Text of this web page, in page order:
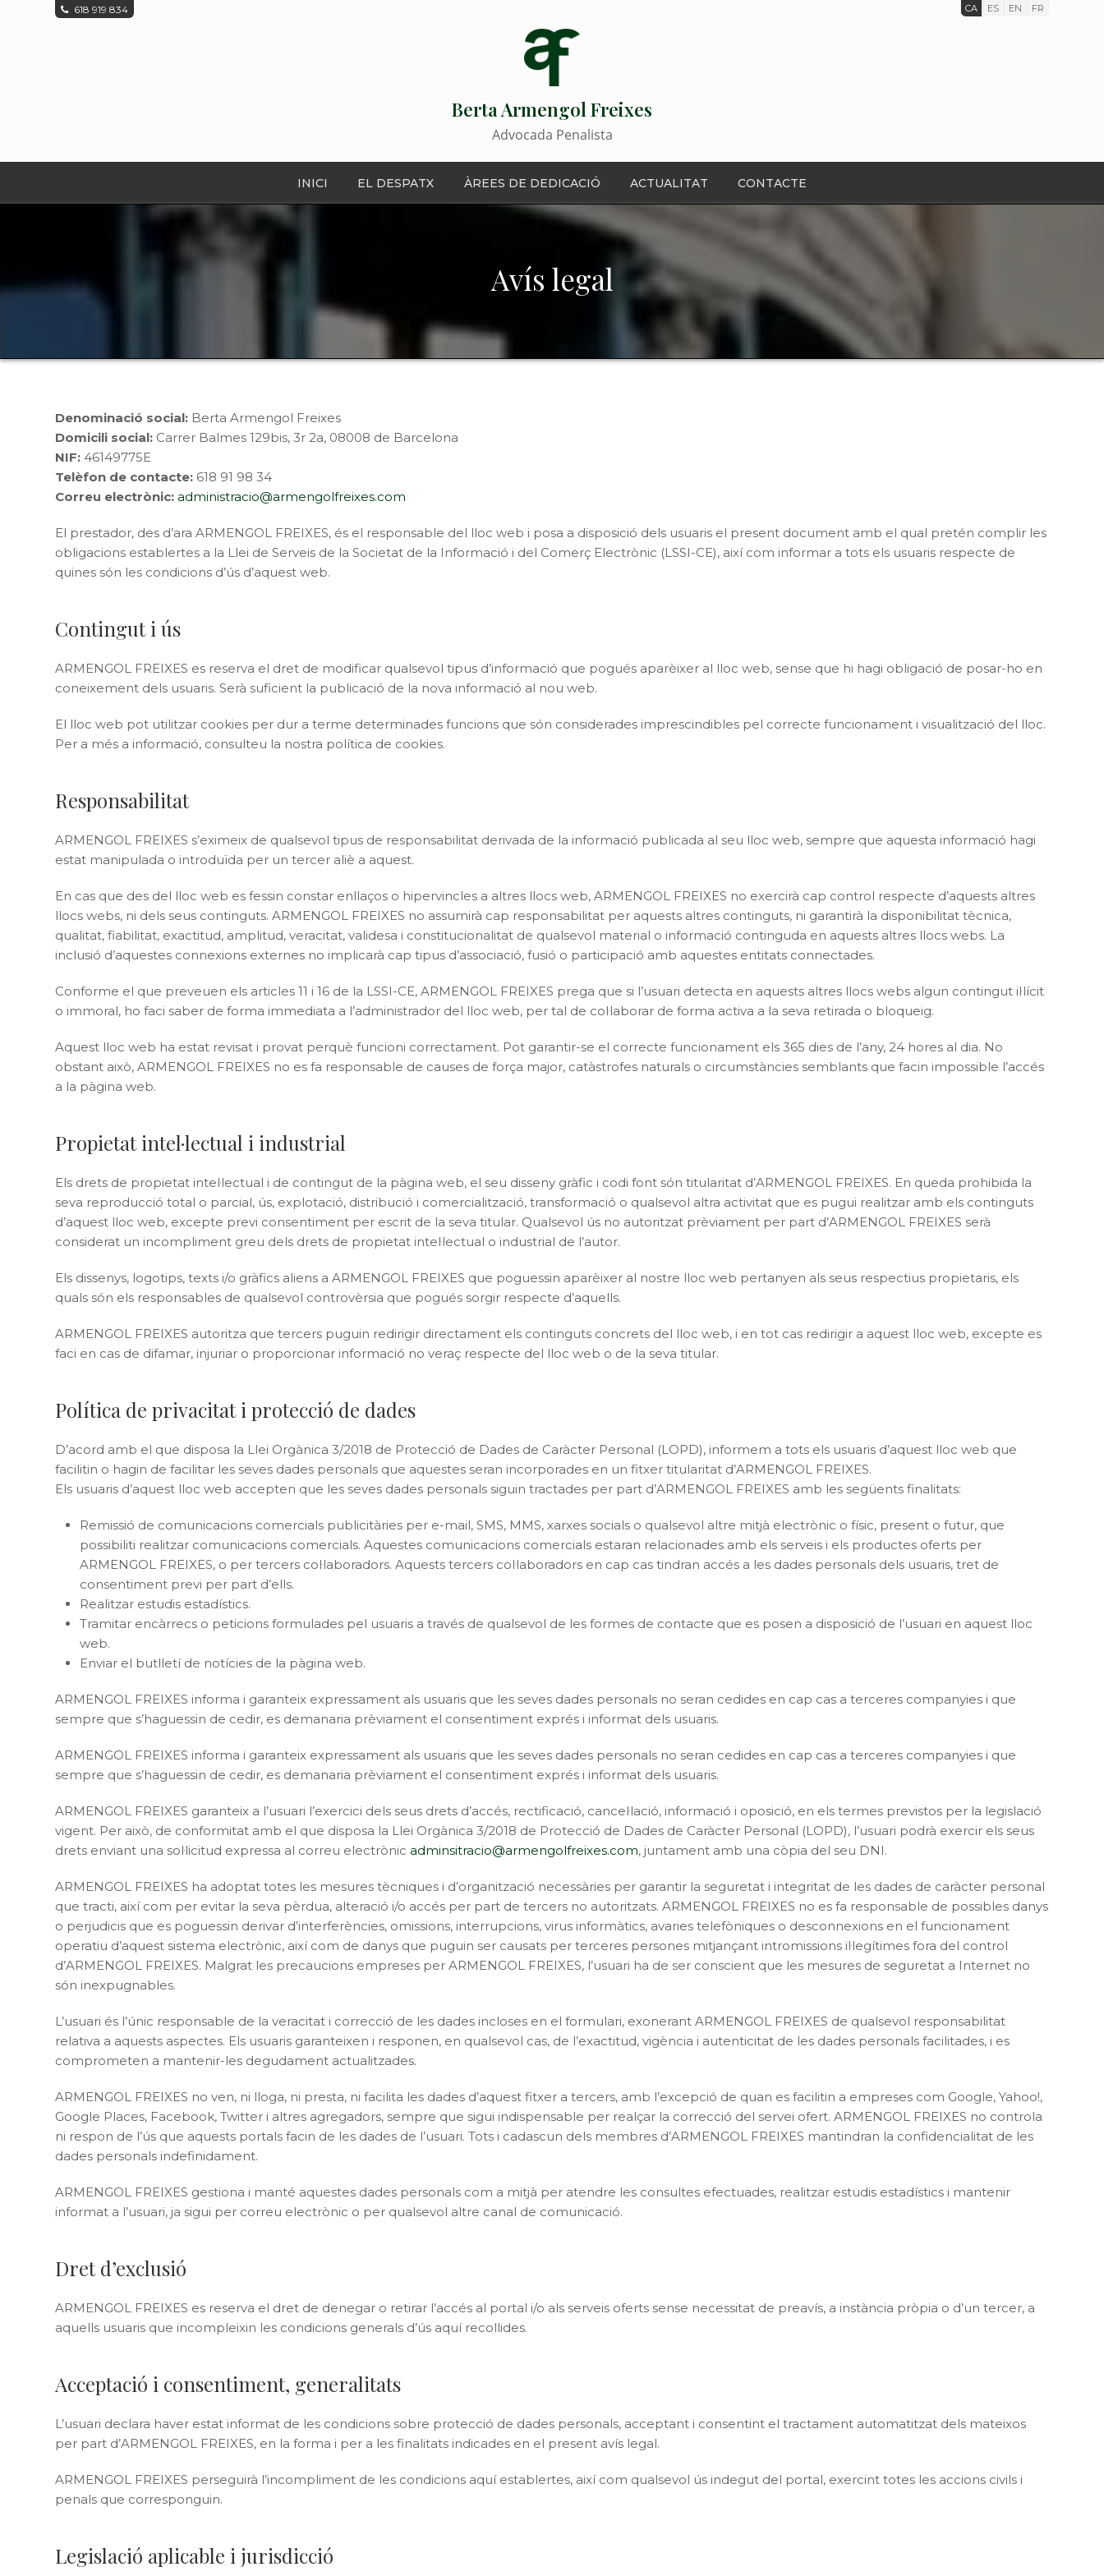
618 919 834 CA ES EN FR
Berta Armengol Freixes
Advocada Penalista
INICI EL DESPATX ÀREES DE DEDICACIÓ ACTUALITAT CONTACTE
Avís legal
Denominació social: Berta Armengol Freixes
Domicili social: Carrer Balmes 129bis, 3r 2a, 08008 de Barcelona
NIF: 46149775E
Telèfon de contacte: 618 91 98 34
Correu electrònic: administracio@armengolfreixes.com
El prestador, des d’ara ARMENGOL FREIXES, és el responsable del lloc web i posa a disposició dels usuaris el present document amb el qual pretén complir les
obligacions establertes a la Llei de Serveis de la Societat de la Informació i del Comerç Electrònic (LSSI-CE), així com informar a tots els usuaris respecte de
quines són les condicions d’ús d’aquest web.
Contingut i ús
ARMENGOL FREIXES es reserva el dret de modificar qualsevol tipus d’informació que pogués aparèixer al lloc web, sense que hi hagi obligació de posar-ho en
coneixement dels usuaris. Serà suficient la publicació de la nova informació al nou web.
El lloc web pot utilitzar cookies per dur a terme determinades funcions que són considerades imprescindibles pel correcte funcionament i visualització del lloc.
Per a més a informació, consulteu la nostra política de cookies.
Responsabilitat
ARMENGOL FREIXES s’eximeix de qualsevol tipus de responsabilitat derivada de la informació publicada al seu lloc web, sempre que aquesta informació hagi
estat manipulada o introduïda per un tercer aliè a aquest.
En cas que des del lloc web es fessin constar enllaços o hipervincles a altres llocs web, ARMENGOL FREIXES no exercirà cap control respecte d’aquests altres
llocs webs, ni dels seus continguts. ARMENGOL FREIXES no assumirà cap responsabilitat per aquests altres continguts, ni garantirà la disponibilitat tècnica,
qualitat, fiabilitat, exactitud, amplitud, veracitat, validesa i constitucionalitat de qualsevol material o informació continguda en aquests altres llocs webs. La
inclusió d’aquestes connexions externes no implicarà cap tipus d’associació, fusió o participació amb aquestes entitats connectades.
Conforme el que preveuen els articles 11 i 16 de la LSSI-CE, ARMENGOL FREIXES prega que si l’usuari detecta en aquests altres llocs webs algun contingut il·lícit
o immoral, ho faci saber de forma immediata a l’administrador del lloc web, per tal de col·laborar de forma activa a la seva retirada o bloqueig.
Aquest lloc web ha estat revisat i provat perquè funcioni correctament. Pot garantir-se el correcte funcionament els 365 dies de l’any, 24 hores al dia. No
obstant això, ARMENGOL FREIXES no es fa responsable de causes de força major, catàstrofes naturals o circumstàncies semblants que facin impossible l’accés
a la pàgina web.
Propietat intel·lectual i industrial
Els drets de propietat intel·lectual i de contingut de la pàgina web, el seu disseny gràfic i codi font són titularitat d’ARMENGOL FREIXES. En queda prohibida la
seva reproducció total o parcial, ús, explotació, distribució i comercialització, transformació o qualsevol altra activitat que es pugui realitzar amb els continguts
d’aquest lloc web, excepte previ consentiment per escrit de la seva titular. Qualsevol ús no autoritzat prèviament per part d’ARMENGOL FREIXES serà
considerat un incompliment greu dels drets de propietat intel·lectual o industrial de l’autor.
Els dissenys, logotips, texts i/o gràfics aliens a ARMENGOL FREIXES que poguessin aparèixer al nostre lloc web pertanyen als seus respectius propietaris, els
quals són els responsables de qualsevol controvèrsia que pogués sorgir respecte d’aquells.
ARMENGOL FREIXES autoritza que tercers puguin redirigir directament els continguts concrets del lloc web, i en tot cas redirigir a aquest lloc web, excepte es
faci en cas de difamar, injuriar o proporcionar informació no veraç respecte del lloc web o de la seva titular.
Política de privacitat i protecció de dades
D’acord amb el que disposa la Llei Orgànica 3/2018 de Protecció de Dades de Caràcter Personal (LOPD), informem a tots els usuaris d’aquest lloc web que
facilitin o hagin de facilitar les seves dades personals que aquestes seran incorporades en un fitxer titularitat d’ARMENGOL FREIXES.
Els usuaris d’aquest lloc web accepten que les seves dades personals siguin tractades per part d’ARMENGOL FREIXES amb les següents finalitats:
Remissió de comunicacions comercials publicitàries per e-mail, SMS, MMS, xarxes socials o qualsevol altre mitjà electrònic o físic, present o futur, que
possibiliti realitzar comunicacions comercials. Aquestes comunicacions comercials estaran relacionades amb els serveis i els productes oferts per
ARMENGOL FREIXES, o per tercers col·laboradors. Aquests tercers col·laboradors en cap cas tindran accés a les dades personals dels usuaris, tret de
consentiment previ per part d’ells.
Realitzar estudis estadístics.
Tramitar encàrrecs o peticions formulades pel usuaris a través de qualsevol de les formes de contacte que es posen a disposició de l’usuari en aquest lloc
web.
Enviar el butlletí de notícies de la pàgina web.
ARMENGOL FREIXES informa i garanteix expressament als usuaris que les seves dades personals no seran cedides en cap cas a terceres companyies i que
sempre que s’haguessin de cedir, es demanaria prèviament el consentiment exprés i informat dels usuaris.
ARMENGOL FREIXES informa i garanteix expressament als usuaris que les seves dades personals no seran cedides en cap cas a terceres companyies i que
sempre que s’haguessin de cedir, es demanaria prèviament el consentiment exprés i informat dels usuaris.
ARMENGOL FREIXES garanteix a l’usuari l’exercici dels seus drets d’accés, rectificació, cancel·lació, informació i oposició, en els termes previstos per la legislació
vigent. Per això, de conformitat amb el que disposa la Llei Orgànica 3/2018 de Protecció de Dades de Caràcter Personal (LOPD), l’usuari podrà exercir els seus
drets enviant una sol·licitud expressa al correu electrònicadminsitracio@armengolfreixes.com, juntament amb una còpia del seu DNI.
ARMENGOL FREIXES ha adoptat totes les mesures tècniques i d’organització necessàries per garantir la seguretat i integritat de les dades de caràcter personal
que tracti, així com per evitar la seva pèrdua, alteració i/o accés per part de tercers no autoritzats. ARMENGOL FREIXES no es fa responsable de possibles danys
o perjudicis que es poguessin derivar d’interferències, omissions, interrupcions, virus informàtics, avaries telefòniques o desconnexions en el funcionament
operatiu d’aquest sistema electrònic, així com de danys que puguin ser causats per terceres persones mitjançant intromissions il·legítimes fora del control
d’ARMENGOL FREIXES. Malgrat les precaucions empreses per ARMENGOL FREIXES, l’usuari ha de ser conscient que les mesures de seguretat a Internet no
són inexpugnables.
L’usuari és l’únic responsable de la veracitat i correcció de les dades incloses en el formulari, exonerant ARMENGOL FREIXES de qualsevol responsabilitat
relativa a aquests aspectes. Els usuaris garanteixen i responen, en qualsevol cas, de l’exactitud, vigència i autenticitat de les dades personals facilitades, i es
comprometen a mantenir-les degudament actualitzades.
ARMENGOL FREIXES no ven, ni lloga, ni presta, ni facilita les dades d’aquest fitxer a tercers, amb l’excepció de quan es facilitin a empreses com Google, Yahoo!,
Google Places, Facebook, Twitter i altres agregadors, sempre que sigui indispensable per realçar la correcció del servei ofert. ARMENGOL FREIXES no controla
ni respon de l’ús que aquests portals facin de les dades de l’usuari. Tots i cadascun dels membres d’ARMENGOL FREIXES mantindran la confidencialitat de les
dades personals indefinidament.
ARMENGOL FREIXES gestiona i manté aquestes dades personals com a mitjà per atendre les consultes efectuades, realitzar estudis estadístics i mantenir
informat a l’usuari, ja sigui per correu electrònic o per qualsevol altre canal de comunicació.
Dret d’exclusió
ARMENGOL FREIXES es reserva el dret de denegar o retirar l’accés al portal i/o als serveis oferts sense necessitat de preavís, a instància pròpia o d’un tercer, a
aquells usuaris que incompleixin les condicions generals d’ús aquí recollides.
Acceptació i consentiment, generalitats
L’usuari declara haver estat informat de les condicions sobre protecció de dades personals, acceptant i consentint el tractament automatitzat dels mateixos
per part d’ARMENGOL FREIXES, en la forma i per a les finalitats indicades en el present avís legal.
ARMENGOL FREIXES perseguirà l’incompliment de les condicions aquí establertes, així com qualsevol ús indegut del portal, exercint totes les accions civils i
penals que corresponguin.
Legislació aplicable i jurisdicció